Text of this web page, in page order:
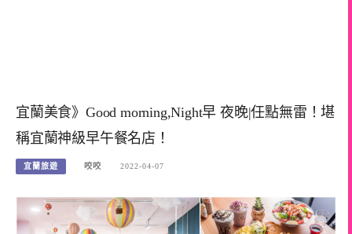
宜蘭美食》Good morning,Night早 夜晚|任點無雷！堪
稱宜蘭神級早午餐名店！
宜蘭旅遊 咬咬 2022-04-07